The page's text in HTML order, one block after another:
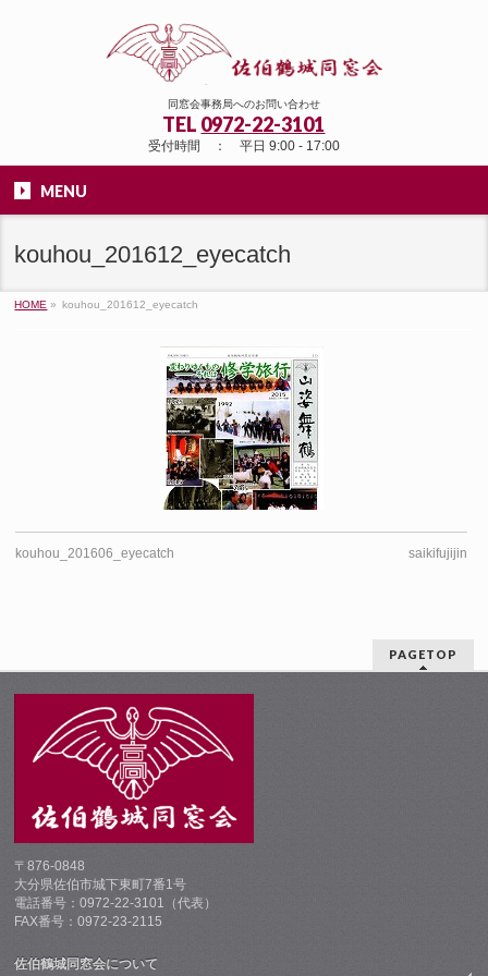
同窓会事務局へのお問い合わせ
TEL 0972-22-3101
受付時間 ： 平日 9:00 - 17:00
MENU
kouhou_201612_eyecatch
HOME » kouhou_201612_eyecatch
kouhou_201606_eyecatch saikifujijin
PAGETOP
〒876-0848
大分県佐伯市城下東町7番1号
電話番号：0972-22-3101（代表）
FAX番号：0972-23-2115
佐伯鶴城同窓会について